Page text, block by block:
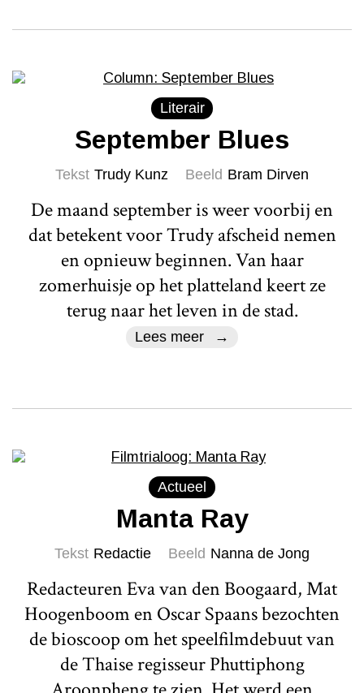
Literair
September Blues
Tekst Trudy Kunz Beeld Bram Dirven
De maand september is weer voorbij en
dat betekent voor Trudy afscheid nemen
en opnieuw beginnen. Van haar
zomerhuisje op het platteland keert ze
terug naar het leven in de stad.
Lees meer
Actueel
Manta Ray
Tekst Redactie Beeld Nanna de Jong
Redacteuren Eva van den Boogaard, Mat
Hoogenboom en Oscar Spaans bezochten
de bioscoop om het speelfilmdebuut van
de Thaise regisseur Phuttiphong